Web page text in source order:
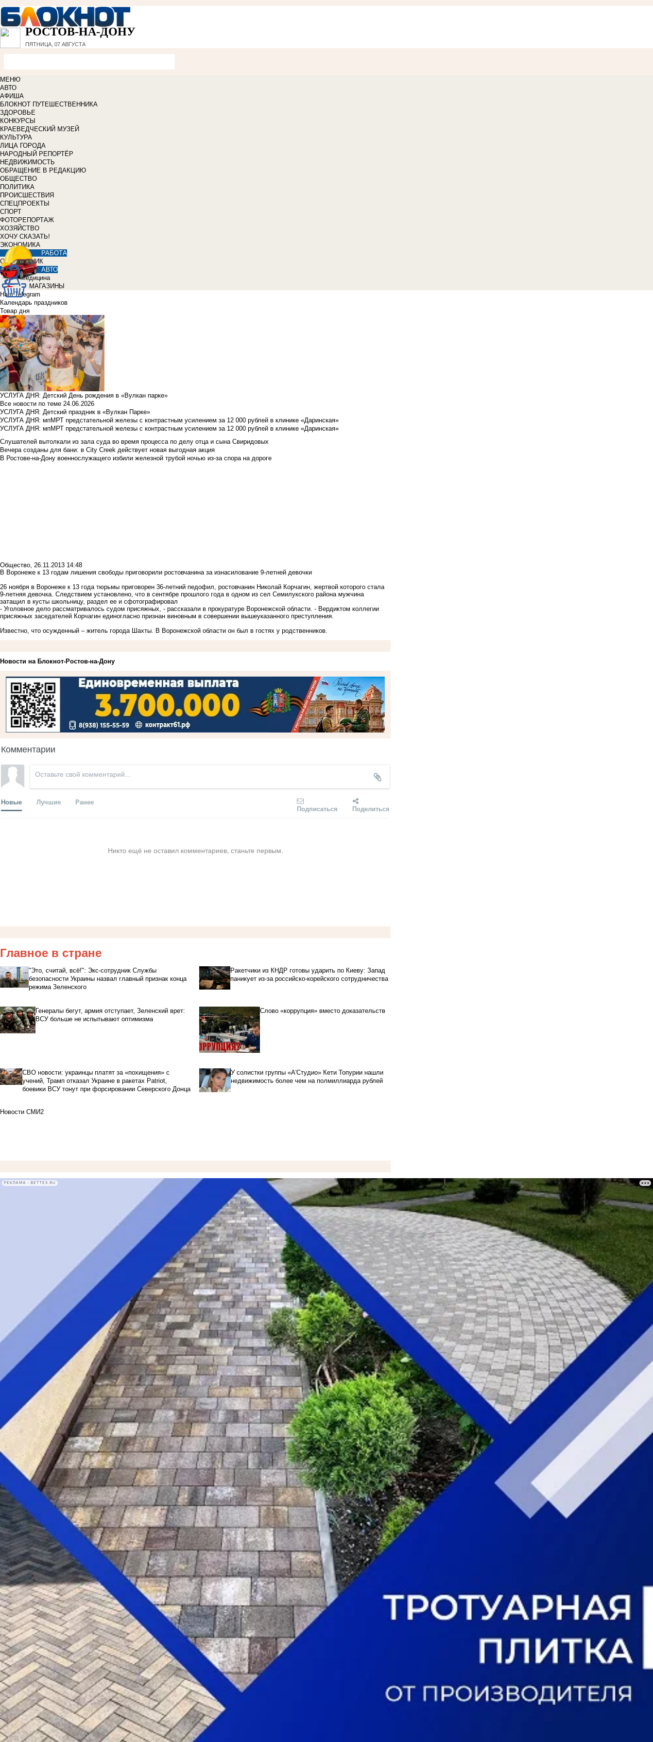
РОСТОВ-НА-ДОНУ
ПЯТНИЦА, 07 АВГУСТА
МЕНЮ
АВТО
АФИША
БЛОКНОТ ПУТЕШЕСТВЕННИКА
ЗДОРОВЬЕ
КОНКУРСЫ
КРАЕВЕДЧЕСКИЙ МУЗЕЙ
КУЛЬТУРА
ЛИЦА ГОРОДА
НАРОДНЫЙ РЕПОРТЁР
НЕДВИЖИМОСТЬ
ОБРАЩЕНИЕ В РЕДАКЦИЮ
ОБЩЕСТВО
ПОЛИТИКА
ПРОИСШЕСТВИЯ
СПЕЦПРОЕКТЫ
СПОРТ
ФОТОРЕПОРТАЖ
ХОЗЯЙСТВО
ХОЧУ СКАЗАТЬ!
ЭКОНОМИКА
РАБОТА
СПРАВОЧНИК
АВТО
Медицина
МАГАЗИНЫ
Наш Telegram
Календарь праздников
Товар дня
УСЛУГА ДНЯ: Детский День рождения в «Вулкан парке»
Все новости по теме 24.06.2026
УСЛУГА ДНЯ: Детский праздник в «Вулкан Парке»
УСЛУГА ДНЯ: мпМРТ предстательной железы с контрастным усилением за 12 000 рублей в клинике «Даринская»
УСЛУГА ДНЯ: мпМРТ предстательной железы с контрастным усилением за 12 000 рублей в клинике «Даринская»
Слушателей вытолкали из зала суда во время процесса по делу отца и сына Свиридовых
Вечера созданы для бани: в City Creek действует новая выгодная акция
В Ростове-на-Дону военнослужащего избили железной трубой ночью из-за спора на дороге
Общество, 26.11.2013 14:48
В Воронеже к 13 годам лишения свободы приговорили ростовчанина за изнасилование 9-летней девочки
26 ноября в Воронеже к 13 года тюрьмы приговорен 36-летний педофил, ростовчанин Николай Корчагин, жертвой которого стала
9-летняя девочка. Следствием установлено, что в сентябре прошлого года в одном из сел Семилукского района мужчина
затащил в кусты школьницу, раздел ее и сфотографировал
- Уголовное дело рассматривалось судом присяжных, - рассказали в прокуратуре Воронежской области. - Вердиктом коллегии
присяжных заседателей Корчагин единогласно признан виновным в совершении вышеуказанного преступления.
Известно, что осужденный – житель города Шахты. В Воронежской области он был в гостях у родственников.
Новости на Блoкнoт-Ростов-на-Дону
Комментарии
Новые Лучшие Ранее
Подписаться Поделиться
Никто ещё не оставил комментариев, станьте первым.
Главное в стране
"Это, считай, всё!": Экс-сотрудник Службы
безопасности Украины назвал главный признак конца
режима Зеленского
Ракетчики из КНДР готовы ударить по Киеву: Запад
паникует из-за российско-корейского сотрудничества
Генералы бегут, армия отступает, Зеленский врет:
ВСУ больше не испытывают оптимизма
Слово «коррупция» вместо доказательств
СВО новости: украинцы платят за «похищения» с
учений, Трамп отказал Украине в ракетах Patriot,
боевики ВСУ тонут при форсировании Северского Донца
У солистки группы «А'Студио» Кети Топурии нашли
недвижимость более чем на полмиллиарда рублей
Новости СМИ2
РЕКЛАМА • BETTEX.RU